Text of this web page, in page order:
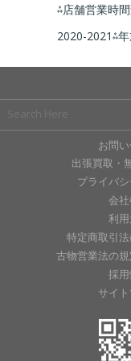
⁂店舗営業時
2020-2021⁂
お問
出張買取・
プライバ
会
利
特定商取引
古物営業法の
採
サイ